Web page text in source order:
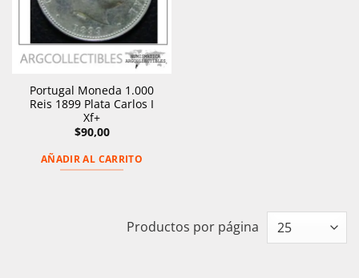
Portugal Moneda 1.000
Reis 1899 Plata Carlos I
Xf+
$90,00
AÑADIR AL CARRITO
Productos por página